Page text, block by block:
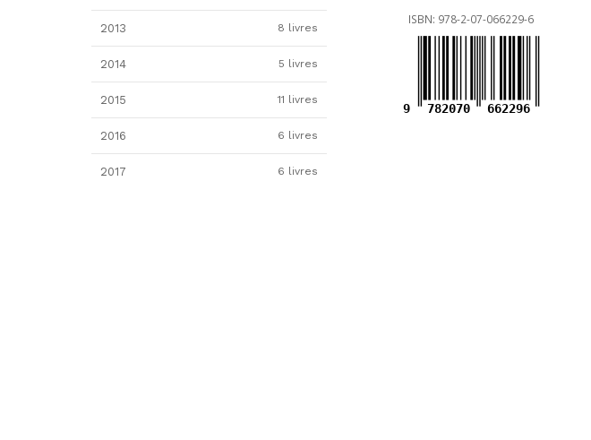
ISBN: 978-2-07-066229-6
9 782070 662296
2013 8 livres
2014 5 livres
2015 11 livres
2016 6 livres
2017 6 livres